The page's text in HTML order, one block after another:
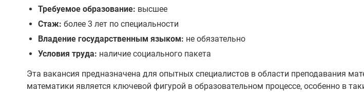
Требуемое образование: высшее
Стаж: более 3 лет по специальности
Владение государственным языком: не обязательно
Условия труда: наличие социального пакета
Эта вакансия предназначена для опытных специалистов в области преподавания
математики является ключевой фигурой в образовательном процессе, особенно в